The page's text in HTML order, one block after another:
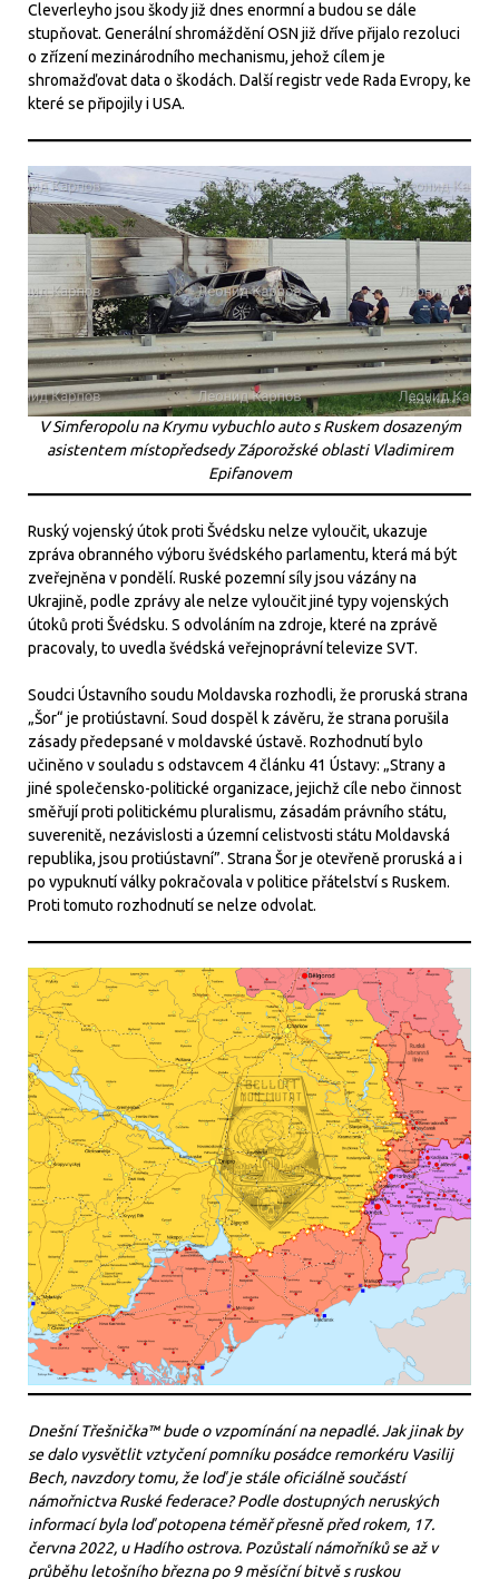
Cleverleyho jsou škody již dnes enormní a budou se dále
stupňovat. Generální shromáždění OSN již dříve přijalo rezoluci
o zřízení mezinárodního mechanismu, jehož cílem je
shromažďovat data o škodách. Další registr vede Rada Evropy, ke
které se připojily i USA.
V Simferopolu na Krymu vybuchlo auto s Ruskem dosazeným
asistentem místopředsedy Záporožské oblasti Vladimirem
Epifanovem
Ruský vojenský útok proti Švédsku nelze vyloučit, ukazuje
zpráva obranného výboru švédského parlamentu, která má být
zveřejněna v pondělí. Ruské pozemní síly jsou vázány na
Ukrajině, podle zprávy ale nelze vyloučit jiné typy vojenských
útoků proti Švédsku. S odvoláním na zdroje, které na zprávě
pracovaly, to uvedla švédská veřejnoprávní televize SVT.
Soudci Ústavního soudu Moldavska rozhodli, že proruská strana
„Šor“ je protiústavní. Soud dospěl k závěru, že strana porušila
zásady předepsané v moldavské ústavě. Rozhodnutí bylo
učiněno v souladu s odstavcem 4 článku 41 Ústavy: „Strany a
jiné společensko-politické organizace, jejichž cíle nebo činnost
směřují proti politickému pluralismu, zásadám právního státu,
suverenitě, nezávislosti a územní celistvosti státu Moldavská
republika, jsou protiústavní”. Strana Šor je otevřeně proruská a i
po vypuknutí války pokračovala v politice přátelství s Ruskem.
Proti tomuto rozhodnutí se nelze odvolat.
Dnešní Třešnička™ bude o vzpomínání na nepadlé. Jak jinak by
se dalo vysvětlit vztyčení pomníku posádce remorkéru Vasilij
Bech, navzdory tomu, že loď je stále oficiálně součástí
námořnictva Ruské federace? Podle dostupných neruských
informací byla loď potopena téměř přesně před rokem, 17.
června 2022, u Hadího ostrova. Pozůstalí námořníků se až v
průběhu letošního března po 9 měsíční bitvě s ruskou